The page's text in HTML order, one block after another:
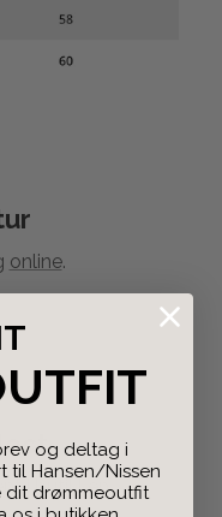
online.
i butikken.
og deltag i
til Hansen/Nissen
dit drømmeoutfit